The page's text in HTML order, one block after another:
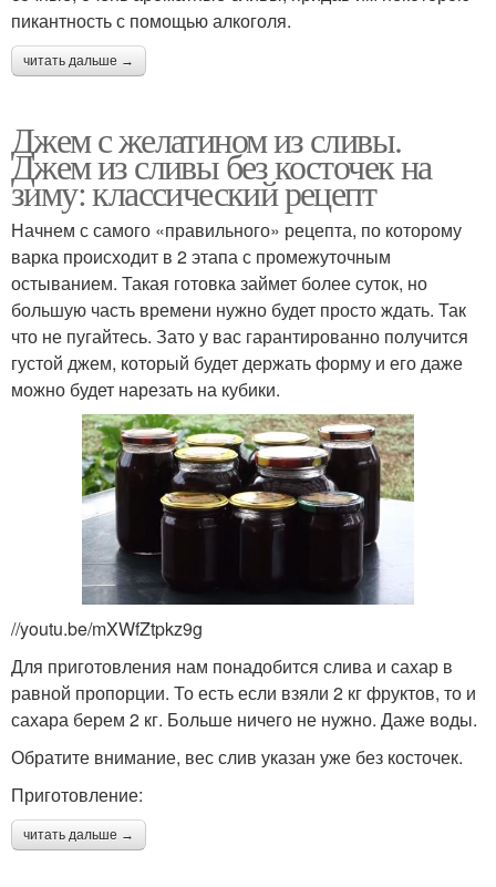
пикантность с помощью алкоголя.
читать дальше →
Джем с желатином из сливы.
Джем из сливы без косточек на
зиму: классический рецепт
Начнем с самого «правильного» рецепта, по которому
варка происходит в 2 этапа с промежуточным
остыванием. Такая готовка займет более суток, но
большую часть времени нужно будет просто ждать. Так
что не пугайтесь. Зато у вас гарантированно получится
густой джем, который будет держать форму и его даже
можно будет нарезать на кубики.
//youtu.be/mXWfZtpkz9g
Для приготовления нам понадобится слива и сахар в
равной пропорции. То есть если взяли 2 кг фруктов, то и
сахара берем 2 кг. Больше ничего не нужно. Даже воды.
Обратите внимание, вес слив указан уже без косточек.
Приготовление:
читать дальше →